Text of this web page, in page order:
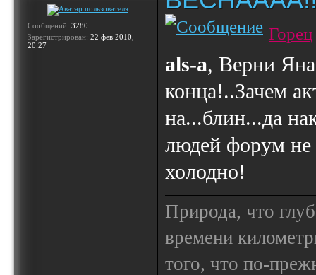
Сообщений: 3280
Зарегистрирован: 22 фев 2010,
20:27
Горец
als-a, Верни
конца!..Зачем
на...блин...да
людей форум не
холодно!
Природа, что
времени
того, что по-